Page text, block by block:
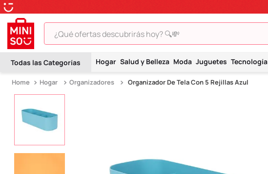
¿Qué ofertas descubrirás hoy? 🔍💸
Hogar Salud y Belleza Moda Juguetes Tecnología
Hogar Organizadores Organizador De Tela Con 5 Rejillas Azul
TÉRMINOS MÁS BUSCADOS
2.
hello kitty